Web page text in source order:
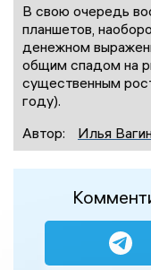
В свою очередь
планшетов,
денежном
общим спадом на
существенным
году).
Автор:
Илья